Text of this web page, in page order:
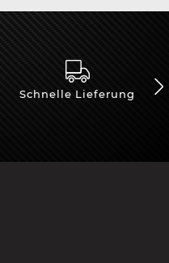
Schnelle Lieferung